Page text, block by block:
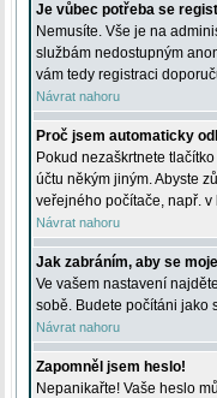
Je vůbec potřeba se
Nemusíte. Vše je na
službám nedostupným
vám tedy registraci
Návrat nahoru
Proč jsem automaticky
Pokud nezaškrtnete tlačítko
účtu někým jiným. Abyste
veřejného počítače, např.
Návrat nahoru
Jak zabráním, aby se
Ve vašem nastavení
sobě. Budete počítáni jako
Návrat nahoru
Zapomněl jsem heslo!
Nepanikařte! Vaše heslo